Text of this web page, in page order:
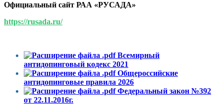
Официальный сайт РАА «РУСАДА»
https://rusada.ru/
Всемирный
антидопинговый кодекс 2021
Общероссийские
антидопинговые правила 2026
Федеральный закон №392
от 22.11.2016г.